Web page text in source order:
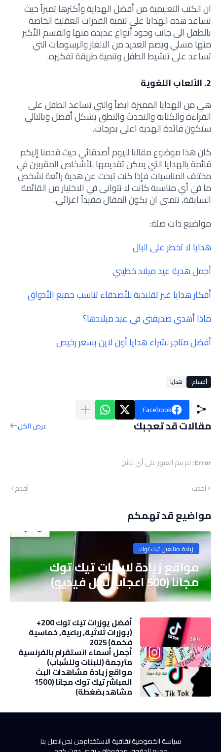
ان الكتب التعليمية من أفضل الهداية وأكثرها تميزاً حيث
تساعد هذه الهدايا على تنمية القدرات العقلية الخاصة
بالطفل الى جانب وجود أنواع عديدة منها والقسم الأكبر
منها مسلي ويضم العديد من الالغاز والرسومات التي
تساعد على تنشيط الطفل وتنمية طريقة تفكيره.
2. الألعاب اللغوية
هي من الهدايا المميزة ايضاً والتي تساعد الطفل على
القراءة والكتابة والتحدث والنطق بشكل أفضل وبالتالي
ستكون فائدة الهدية اعلى بدرجات.
كان هذا موضوع مقالنا لليوم أصدقائي حيث قدمنا إليكم
قائمة بالهدايا التي يمكن تقديمها للأشخاص المقربين في
مختلف المناسبات فإذا كنت تبحث عن هدية رائعة لشخص
ما في أي مناسبة كانت لا تتوانى في الاختيار من القائمة
السابقة، نتمنى ان يكون المقال مفيداً اعزائي.
مواضيع ذات صلة:
هدايا لا تخطر على البال
أجمل هدية عيد ميلاد خطيبي
أفكار هدايا غير تقليدية للأصدقاء تناسب جميع الأذواق
ماذا أهدي صديقتي في عيد ميلادها؟
أفضل متاجر لشراء هدايا أون لاين بسعر رخيص
أقسام: هدايا
Facebook
مقالات قد تعجبك عرض الكل
Error: لم يتم العثور على أي نتائج
أحدث
أقدم
مواضيع قد تهمكم
زيادة متابعين تيك توك
مواقع زيادة لايكات تيك توك
مجانا (500 اعجاب لكل فيديو)
أفضل يوزرات تيك توك 200+
(يوزرات ثلاثية, رباعية, خماسية
فخمة) 2025
أجمل أسماء انستقرام بالفرنسية
مترجمة (للبنات وللشباب)
مواقع زيادة مشاهدات البث
المباشر تيك توك مجانا (1500
مشاهد بضغطة)
سياسة الخصوصيةاتفاقية الاستخداممن نحناتصل بنا